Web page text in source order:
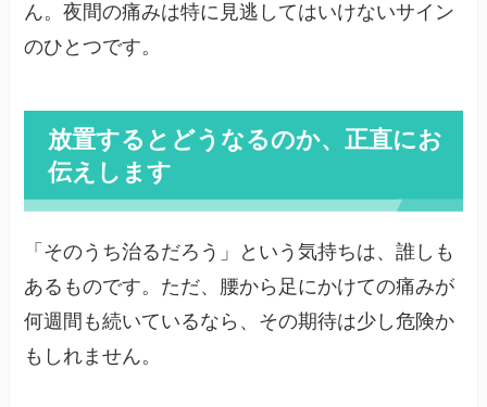
ん。夜間の痛みは特に見逃してはいけないサイン
のひとつです。
放置するとどうなるのか、正直にお
伝えします
「そのうち治るだろう」という気持ちは、誰しも
あるものです。ただ、腰から足にかけての痛みが
何週間も続いているなら、その期待は少し危険か
もしれません。